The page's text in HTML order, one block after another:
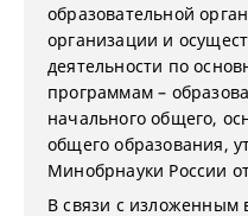
образовательной
организации и
деятельности по
программам –
начального общего,
общего образования,
Минобрнауки России
В связи с